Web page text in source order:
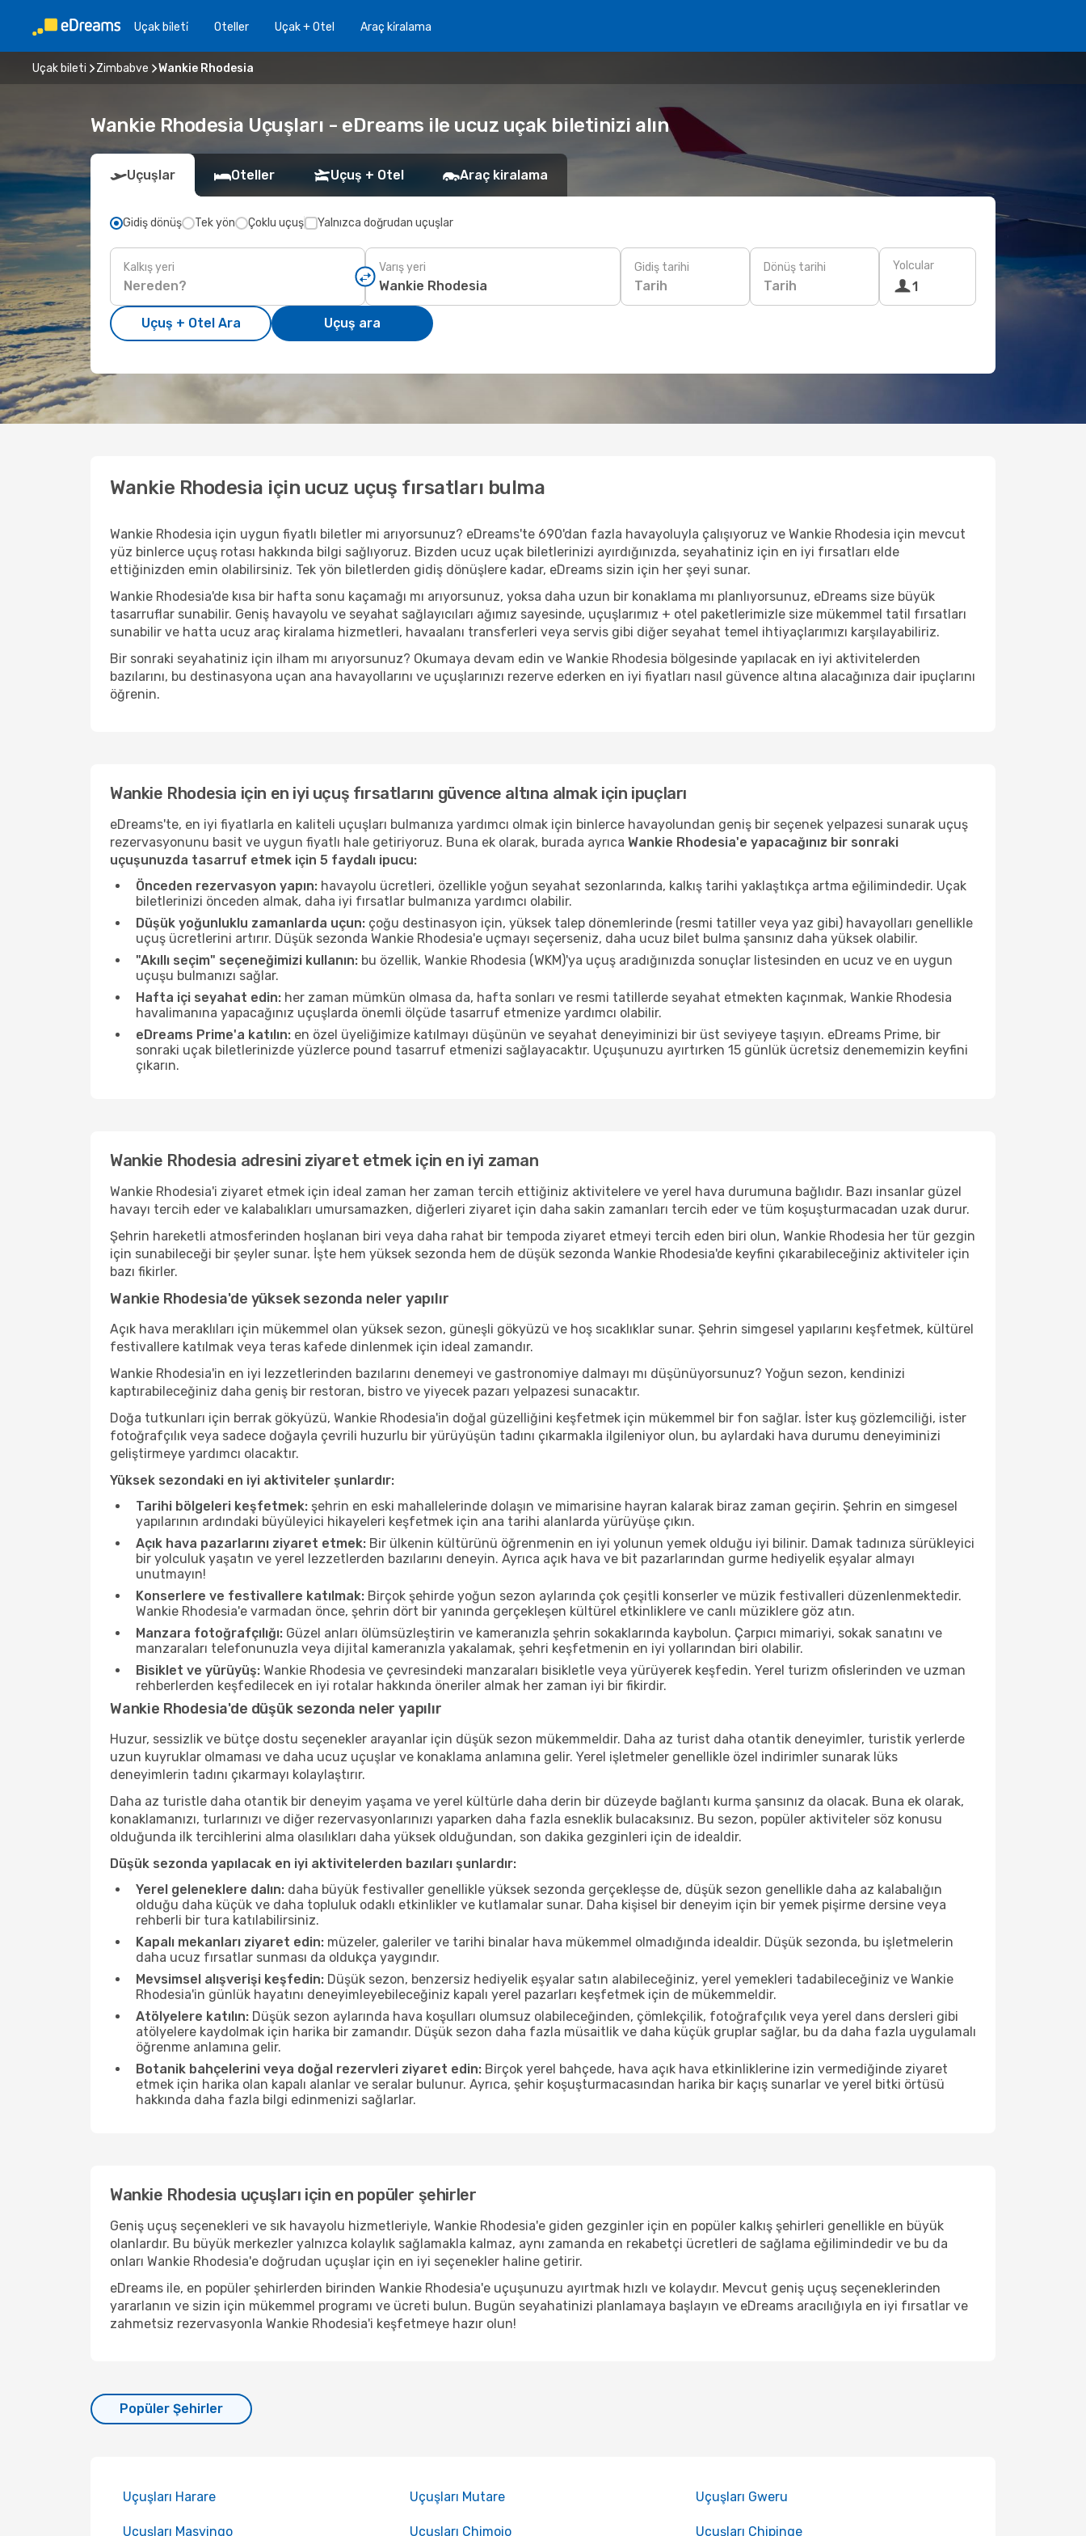
Uçak bi̇leti̇ Oteller Uçak + Otel Araç ki̇ralama
Uçak bileti Zimbabve Wankie Rhodesia
Wankie Rhodesia Uçuşları - eDreams ile ucuz uçak biletinizi alın
Uçuşlar Oteller Uçuş + Otel Araç kiralama
Gidiş dönüş Tek yön Çoklu uçuş Yalnızca doğrudan uçuşlar
Kalkış yeri Varış yeri Gidiş tarihi
Tarih
Dönüş tarihi
Tarih
Yolcular
1
Uçuş + Otel Ara Uçuş ara
Wankie Rhodesia için ucuz uçuş fırsatları bulma
Wankie Rhodesia için uygun fiyatlı biletler mi arıyorsunuz? eDreams'te 690'dan fazla havayoluyla çalışıyoruz ve Wankie Rhodesia için mevcut
yüz binlerce uçuş rotası hakkında bilgi sağlıyoruz. Bizden ucuz uçak biletlerinizi ayırdığınızda, seyahatiniz için en iyi fırsatları elde
ettiğinizden emin olabilirsiniz. Tek yön biletlerden gidiş dönüşlere kadar, eDreams sizin için her şeyi sunar.
Wankie Rhodesia'de kısa bir hafta sonu kaçamağı mı arıyorsunuz, yoksa daha uzun bir konaklama mı planlıyorsunuz, eDreams size büyük
tasarruflar sunabilir. Geniş havayolu ve seyahat sağlayıcıları ağımız sayesinde, uçuşlarımız + otel paketlerimizle size mükemmel tatil fırsatları
sunabilir ve hatta ucuz araç kiralama hizmetleri, havaalanı transferleri veya servis gibi diğer seyahat temel ihtiyaçlarımızı karşılayabiliriz.
Bir sonraki seyahatiniz için ilham mı arıyorsunuz? Okumaya devam edin ve Wankie Rhodesia bölgesinde yapılacak en iyi aktivitelerden
bazılarını, bu destinasyona uçan ana havayollarını ve uçuşlarınızı rezerve ederken en iyi fiyatları nasıl güvence altına alacağınıza dair ipuçlarını
öğrenin.
Wankie Rhodesia için en iyi uçuş fırsatlarını güvence altına almak için ipuçları
eDreams'te, en iyi fiyatlarla en kaliteli uçuşları bulmanıza yardımcı olmak için binlerce havayolundan geniş bir seçenek yelpazesi sunarak uçuş
rezervasyonunu basit ve uygun fiyatlı hale getiriyoruz. Buna ek olarak, burada ayrıca Wankie Rhodesia'e yapacağınız bir sonraki
uçuşunuzda tasarruf etmek için 5 faydalı ipucu:
Önceden rezervasyon yapın: havayolu ücretleri, özellikle yoğun seyahat sezonlarında, kalkış tarihi yaklaştıkça artma eğilimindedir. Uçak
biletlerinizi önceden almak, daha iyi fırsatlar bulmanıza yardımcı olabilir.
Düşük yoğunluklu zamanlarda uçun: çoğu destinasyon için, yüksek talep dönemlerinde (resmi tatiller veya yaz gibi) havayolları genellikle
uçuş ücretlerini artırır. Düşük sezonda Wankie Rhodesia'e uçmayı seçerseniz, daha ucuz bilet bulma şansınız daha yüksek olabilir.
"Akıllı seçim" seçeneğimizi kullanın: bu özellik, Wankie Rhodesia (WKM)'ya uçuş aradığınızda sonuçlar listesinden en ucuz ve en uygun
uçuşu bulmanızı sağlar.
Hafta içi seyahat edin: her zaman mümkün olmasa da, hafta sonları ve resmi tatillerde seyahat etmekten kaçınmak, Wankie Rhodesia
havalimanına yapacağınız uçuşlarda önemli ölçüde tasarruf etmenize yardımcı olabilir.
eDreams Prime'a katılın: en özel üyeliğimize katılmayı düşünün ve seyahat deneyiminizi bir üst seviyeye taşıyın. eDreams Prime, bir
sonraki uçak biletlerinizde yüzlerce pound tasarruf etmenizi sağlayacaktır. Uçuşunuzu ayırtırken 15 günlük ücretsiz denememizin keyfini
çıkarın.
Wankie Rhodesia adresini ziyaret etmek için en iyi zaman
Wankie Rhodesia'i ziyaret etmek için ideal zaman her zaman tercih ettiğiniz aktivitelere ve yerel hava durumuna bağlıdır. Bazı insanlar güzel
havayı tercih eder ve kalabalıkları umursamazken, diğerleri ziyaret için daha sakin zamanları tercih eder ve tüm koşuşturmacadan uzak durur.
Şehrin hareketli atmosferinden hoşlanan biri veya daha rahat bir tempoda ziyaret etmeyi tercih eden biri olun, Wankie Rhodesia her tür gezgin
için sunabileceği bir şeyler sunar. İşte hem yüksek sezonda hem de düşük sezonda Wankie Rhodesia'de keyfini çıkarabileceğiniz aktiviteler için
bazı fikirler.
Wankie Rhodesia'de yüksek sezonda neler yapılır
Açık hava meraklıları için mükemmel olan yüksek sezon, güneşli gökyüzü ve hoş sıcaklıklar sunar. Şehrin simgesel yapılarını keşfetmek, kültürel
festivallere katılmak veya teras kafede dinlenmek için ideal zamandır.
Wankie Rhodesia'in en iyi lezzetlerinden bazılarını denemeyi ve gastronomiye dalmayı mı düşünüyorsunuz? Yoğun sezon, kendinizi
kaptırabileceğiniz daha geniş bir restoran, bistro ve yiyecek pazarı yelpazesi sunacaktır.
Doğa tutkunları için berrak gökyüzü, Wankie Rhodesia'in doğal güzelliğini keşfetmek için mükemmel bir fon sağlar. İster kuş gözlemciliği, ister
fotoğrafçılık veya sadece doğayla çevrili huzurlu bir yürüyüşün tadını çıkarmakla ilgileniyor olun, bu aylardaki hava durumu deneyiminizi
geliştirmeye yardımcı olacaktır.
Yüksek sezondaki en iyi aktiviteler şunlardır:
Tarihi bölgeleri keşfetmek: şehrin en eski mahallelerinde dolaşın ve mimarisine hayran kalarak biraz zaman geçirin. Şehrin en simgesel
yapılarının ardındaki büyüleyici hikayeleri keşfetmek için ana tarihi alanlarda yürüyüşe çıkın.
Açık hava pazarlarını ziyaret etmek: Bir ülkenin kültürünü öğrenmenin en iyi yolunun yemek olduğu iyi bilinir. Damak tadınıza sürükleyici
bir yolculuk yaşatın ve yerel lezzetlerden bazılarını deneyin. Ayrıca açık hava ve bit pazarlarından gurme hediyelik eşyalar almayı
unutmayın!
Konserlere ve festivallere katılmak: Birçok şehirde yoğun sezon aylarında çok çeşitli konserler ve müzik festivalleri düzenlenmektedir.
Wankie Rhodesia'e varmadan önce, şehrin dört bir yanında gerçekleşen kültürel etkinliklere ve canlı müziklere göz atın.
Manzara fotoğrafçılığı: Güzel anları ölümsüzleştirin ve kameranızla şehrin sokaklarında kaybolun. Çarpıcı mimariyi, sokak sanatını ve
manzaraları telefonunuzla veya dijital kameranızla yakalamak, şehri keşfetmenin en iyi yollarından biri olabilir.
Bisiklet ve yürüyüş: Wankie Rhodesia ve çevresindeki manzaraları bisikletle veya yürüyerek keşfedin. Yerel turizm ofislerinden ve uzman
rehberlerden keşfedilecek en iyi rotalar hakkında öneriler almak her zaman iyi bir fikirdir.
Wankie Rhodesia'de düşük sezonda neler yapılır
Huzur, sessizlik ve bütçe dostu seçenekler arayanlar için düşük sezon mükemmeldir. Daha az turist daha otantik deneyimler, turistik yerlerde
uzun kuyruklar olmaması ve daha ucuz uçuşlar ve konaklama anlamına gelir. Yerel işletmeler genellikle özel indirimler sunarak lüks
deneyimlerin tadını çıkarmayı kolaylaştırır.
Daha az turistle daha otantik bir deneyim yaşama ve yerel kültürle daha derin bir düzeyde bağlantı kurma şansınız da olacak. Buna ek olarak,
konaklamanızı, turlarınızı ve diğer rezervasyonlarınızı yaparken daha fazla esneklik bulacaksınız. Bu sezon, popüler aktiviteler söz konusu
olduğunda ilk tercihlerini alma olasılıkları daha yüksek olduğundan, son dakika gezginleri için de idealdir.
Düşük sezonda yapılacak en iyi aktivitelerden bazıları şunlardır:
Yerel geleneklere dalın: daha büyük festivaller genellikle yüksek sezonda gerçekleşse de, düşük sezon genellikle daha az kalabalığın
olduğu daha küçük ve daha topluluk odaklı etkinlikler ve kutlamalar sunar. Daha kişisel bir deneyim için bir yemek pişirme dersine veya
rehberli bir tura katılabilirsiniz.
Kapalı mekanları ziyaret edin: müzeler, galeriler ve tarihi binalar hava mükemmel olmadığında idealdir. Düşük sezonda, bu işletmelerin
daha ucuz fırsatlar sunması da oldukça yaygındır.
Mevsimsel alışverişi keşfedin: Düşük sezon, benzersiz hediyelik eşyalar satın alabileceğiniz, yerel yemekleri tadabileceğiniz ve Wankie
Rhodesia'in günlük hayatını deneyimleyebileceğiniz kapalı yerel pazarları keşfetmek için de mükemmeldir.
Atölyelere katılın: Düşük sezon aylarında hava koşulları olumsuz olabileceğinden, çömlekçilik, fotoğrafçılık veya yerel dans dersleri gibi
atölyelere kaydolmak için harika bir zamandır. Düşük sezon daha fazla müsaitlik ve daha küçük gruplar sağlar, bu da daha fazla uygulamalı
öğrenme anlamına gelir.
Botanik bahçelerini veya doğal rezervleri ziyaret edin: Birçok yerel bahçede, hava açık hava etkinliklerine izin vermediğinde ziyaret
etmek için harika olan kapalı alanlar ve seralar bulunur. Ayrıca, şehir koşuşturmacasından harika bir kaçış sunarlar ve yerel bitki örtüsü
hakkında daha fazla bilgi edinmenizi sağlarlar.
Wankie Rhodesia uçuşları için en popüler şehirler
Geniş uçuş seçenekleri ve sık havayolu hizmetleriyle, Wankie Rhodesia'e giden gezginler için en popüler kalkış şehirleri genellikle en büyük
olanlardır. Bu büyük merkezler yalnızca kolaylık sağlamakla kalmaz, aynı zamanda en rekabetçi ücretleri de sağlama eğilimindedir ve bu da
onları Wankie Rhodesia'e doğrudan uçuşlar için en iyi seçenekler haline getirir.
eDreams ile, en popüler şehirlerden birinden Wankie Rhodesia'e uçuşunuzu ayırtmak hızlı ve kolaydır. Mevcut geniş uçuş seçeneklerinden
yararlanın ve sizin için mükemmel programı ve ücreti bulun. Bugün seyahatinizi planlamaya başlayın ve eDreams aracılığıyla en iyi fırsatlar ve
zahmetsiz rezervasyonla Wankie Rhodesia'i keşfetmeye hazır olun!
Popüler Şehirler
Uçuşları Harare Uçuşları Mutare Uçuşları Gweru
Uçuşları Masvingo Uçuşları Chimoio Uçuşları Chipinge